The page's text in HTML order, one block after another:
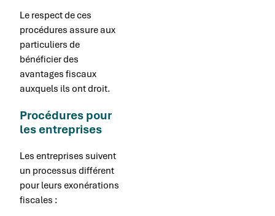
Le respect de ces
procédures assure aux
particuliers de
bénéficier des
avantages fiscaux
auxquels ils ont droit.
Procédures pour
les entreprises
Les entreprises suivent
un processus différent
pour leurs exonérations
fiscales :